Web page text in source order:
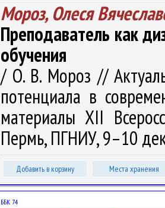
Мороз, Олеся
Преподаватель как
обучения
/ О. В. Мороз //
потенциала в
материалы XII
Пермь, ПГНИУ, 9–10
Добавить в корзину Места хранения
ББК 74